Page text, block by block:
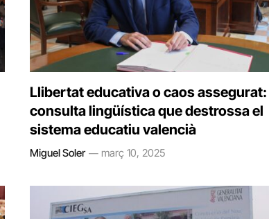
Llibertat educativa o caos assegurat:
consulta lingüística que destrossa el
sistema educatiu valencià
Miguel Soler març 10, 2025